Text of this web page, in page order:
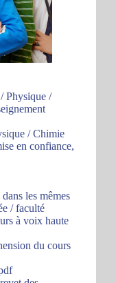
Physique /
/ Chimie
en confiance,
les mêmes
/ faculté
à voix haute
du cours